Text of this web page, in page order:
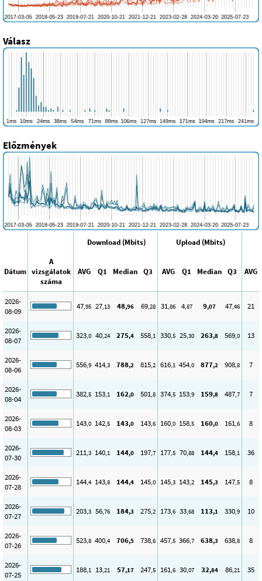
Válasz
Előzmények
Download (Mbits) Upload (Mbits)
Dátum
A
vizsgálatok
száma
AVG Q1 Median Q3 AVG Q1 Median Q3 AVG
2026-
08-09
47,95 27,13 48,96 69,28 31,86 4,87 9,07 47,46 21
2026-
08-07
323,0 40,24 275,4 558,1 330,5 25,30 263,8 569,0 13
2026-
08-06
556,9 414,3 788,2 815,2 616,1 454,0 877,2 908,8 7
2026-
08-04
382,5 153,1 162,0 501,8 374,5 153,9 159,8 487,7 7
2026-
08-03
143,0 142,5 143,0 143,6 160,0 158,5 160,0 161,6 8
2026-
07-30
211,3 140,1 144,0 197,7 177,5 70,88 144,4 158,1 36
2026-
07-28
144,4 143,8 144,4 145,0 145,3 143,2 145,3 147,5 8
2026-
07-27
203,3 56,76 184,3 275,2 173,6 33,68 113,1 330,9 10
2026-
07-26
523,8 400,4 706,5 738,6 457,5 366,7 638,3 638,8 8
2026-
07-25
188,1 13,21 57,17 247,5 161,6 30,07 32,84 86,21 35